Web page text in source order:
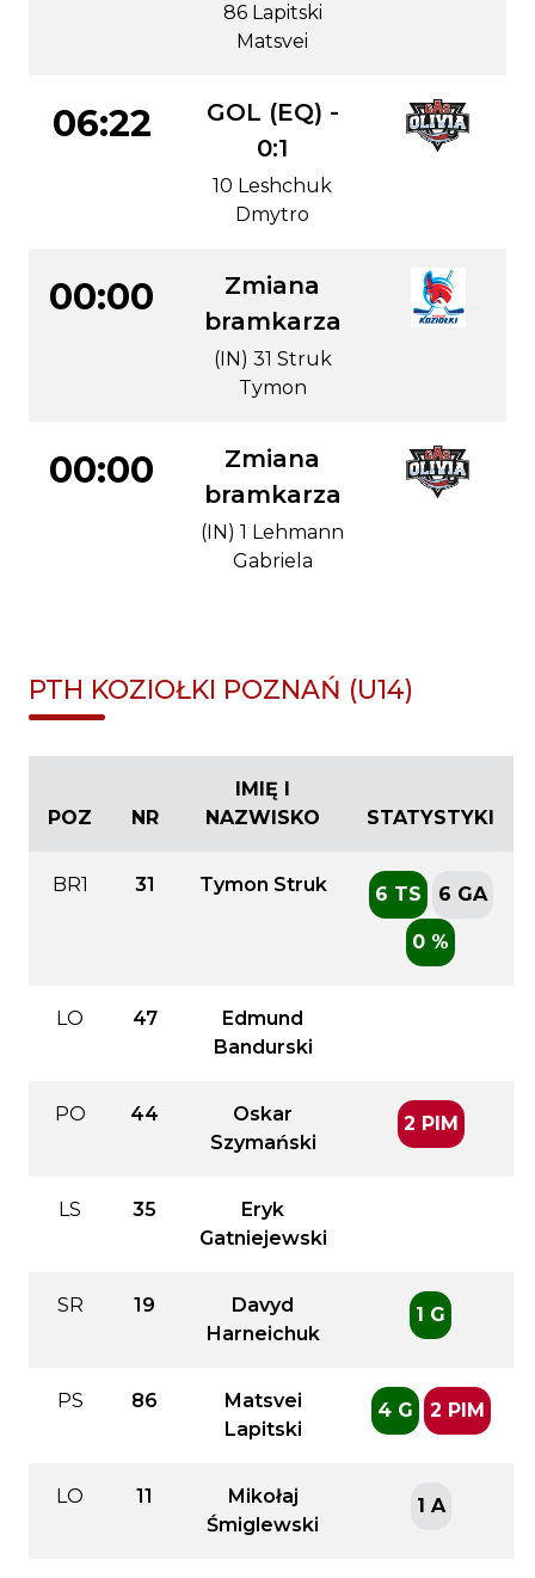
86 Lapitski
Matsvei
06:22
GOL (EQ) -
0:1
10 Leshchuk
Dmytro
00:00
Zmiana
bramkarza
(IN) 31 Struk
Tymon
00:00
Zmiana
bramkarza
(IN) 1 Lehmann
Gabriela
PTH KOZIOŁKI POZNAŃ (U14)
POZ NR
IMIĘ I
NAZWISKO
STATYSTYKI
BR1 31 Tymon Struk 6 TS 6 GA
0 %
LO 47
Edmund
Bandurski
PO 44
Oskar
Szymański
2 PIM
LS 35
Eryk
Gatniejewski
SR 19
Davyd
Harneichuk
1 G
PS 86
Matsvei
Lapitski
4 G 2 PIM
LO 11
Mikołaj
Śmiglewski
1 A